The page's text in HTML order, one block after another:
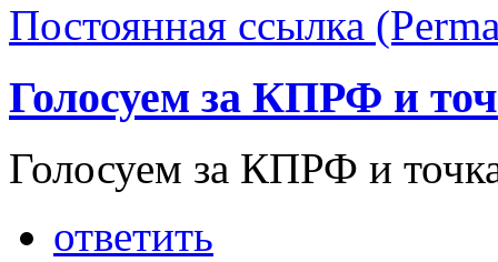
Постоянная ссылка
Голосуем за КПРФ и
Голосуем за КПРФ и
ответить